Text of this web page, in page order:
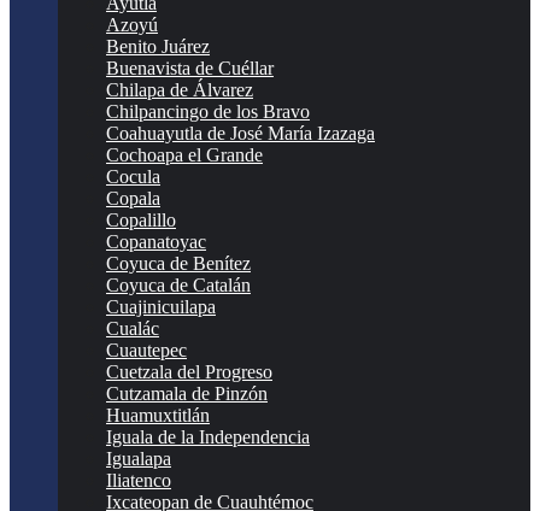
Azoyú
Benito Juárez
Buenavista de Cuéllar
Chilapa de Álvarez
Chilpancingo de los Bravo
Coahuayutla de José María Izazaga
Cochoapa el Grande
Cocula
Copala
Copalillo
Copanatoyac
Coyuca de Benítez
Coyuca de Catalán
Cuajinicuilapa
Cualác
Cuautepec
Cuetzala del Progreso
Cutzamala de Pinzón
Huamuxtitlán
Iguala de la Independencia
Igualapa
Iliatenco
Ixcateopan de Cuauhtémoc